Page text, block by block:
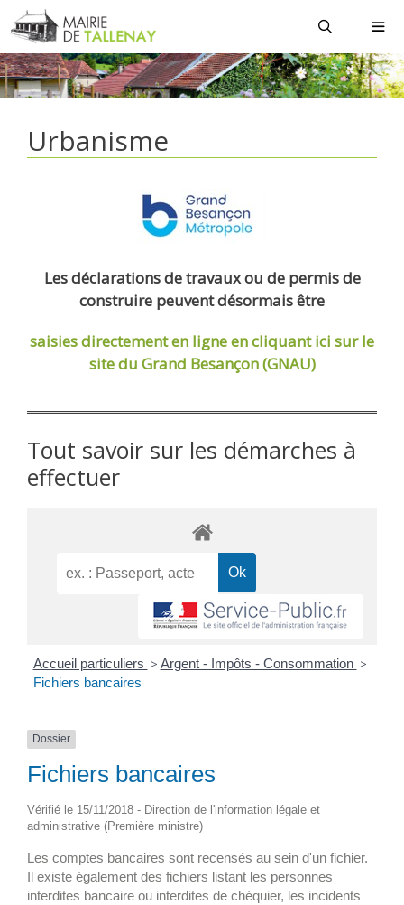
Aller
au
contenu
Urbanisme
Les déclarations de travaux ou de permis de
construire peuvent désormais être
saisies directement en ligneen cliquant ici sur le
site du Grand Besançon (GNAU)
Tout savoir sur les démarches à
effectuer
Accueil particuliers > Argent - Impôts - Consommation >
Fichiers bancaires
Dossier
Fichiers bancaires
Vérifié le 15/11/2018 - Direction de l'information légale et
administrative (Première ministre)
Les comptes bancaires sont recensés au sein d'un fichier.
Il existe également des fichiers listant les personnes
interdites bancaire ou interdites de chéquier, les incidents